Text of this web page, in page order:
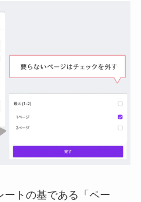
トの基である「ペー